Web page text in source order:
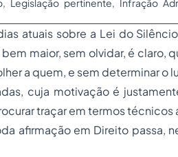
Legislação pertinente, Infração
atuais sobre a Lei do
maior, sem olvidar, é claro,
a quem, e sem determinar o
cuja motivação é
traçar em termos técnicos
afirmação em Direito passa,